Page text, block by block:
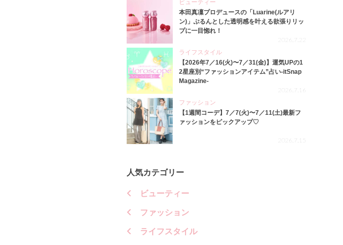
ビューティー
本田真凜プロデュースの「Luarine(ルアリ
ン)」ぷるんとした透明感を叶える欲張りリッ
プに一目惚れ！
2026.7.22
ライフスタイル
【2026年7／16(火)〜7／31(金)】運気UPの1
2星座別“ファッションアイテム”占い-itSnap
Magazine-
2026.7.16
ファッション
【1週間コーデ】7／7(火)〜7／11(土)最新フ
ァッションをピックアップ♡
2026.7.15
人気カテゴリー
ビューティー
ファッション
ライフスタイル